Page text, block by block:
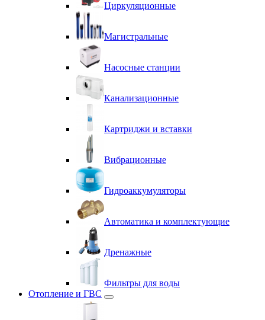
Циркуляционные
Магистральные
Насосные станции
Канализационные
Картриджи и вставки
Вибрационные
Гидроаккумуляторы
Автоматика и комплектующие
Дренажные
Фильтры для воды
Отопление и ГВС